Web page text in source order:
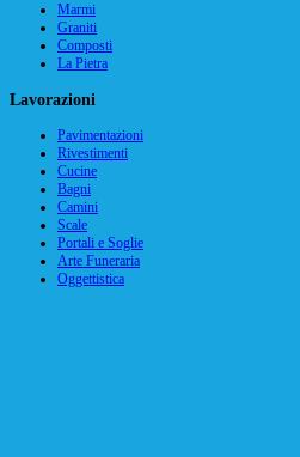
Marmi
Graniti
Composti
La Pietra
Lavorazioni
Pavimentazioni
Rivestimenti
Cucine
Bagni
Camini
Scale
Portali e Soglie
Arte Funeraria
Oggettistica